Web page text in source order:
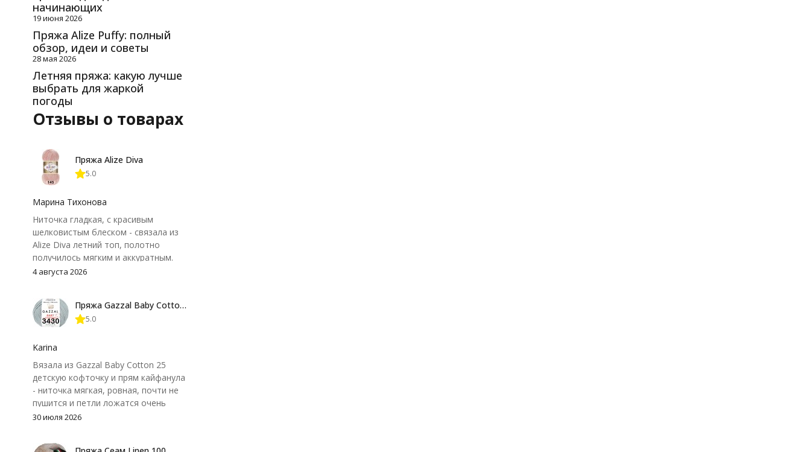
начинающих
19 июня 2026
Пряжа Alize Puffy: полный
обзор, идеи и советы
28 мая 2026
Летняя пряжа: какую лучше
выбрать для жаркой
погоды
Отзывы о товарах
Пряжа Alize Diva
5.0
Марина Тихонова
Ниточка гладкая, с красивым
шелковистым блеском - связала из
Alize Diva летний топ, полотно
получилось мягким и аккуратным.
Петли хорошо видны, вяжется
нюанс - пряжа немного скользит и
иногда расслаивается, пришлось
крючок поудобнее.
4 августа 2026
Пряжа Gazzal Baby Cotton 25
5.0
Karina
Вязала из Gazzal Baby Cotton 25
детскую кофточку и прям кайфанула
- ниточка мягкая, ровная, почти не
пушится и петли ложатся очень
аккуратно. После стирки полотно
потеряло, цвет тоже не стал
30 июля 2026